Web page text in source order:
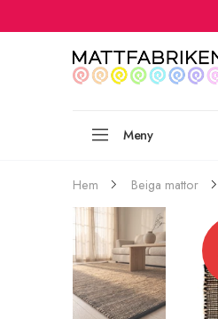
Meny
Hem Beiga mattor